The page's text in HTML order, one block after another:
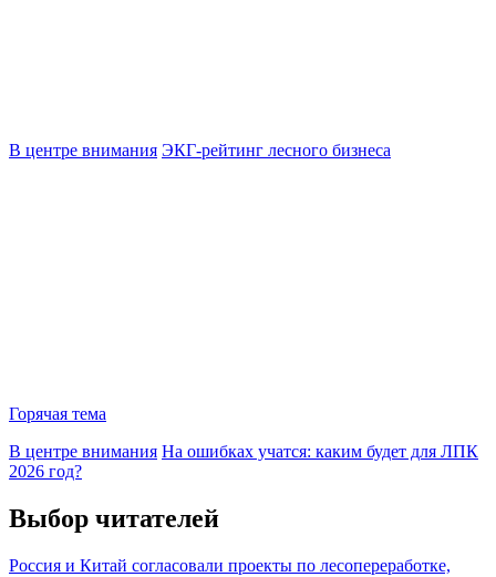
В центре внимания ЭКГ-рейтинг лесного бизнеса
Горячая тема
В центре внимания На ошибках учатся: каким будет для ЛПК
2026 год?
Выбор читателей
Россия и Китай согласовали проекты по лесопереработке,